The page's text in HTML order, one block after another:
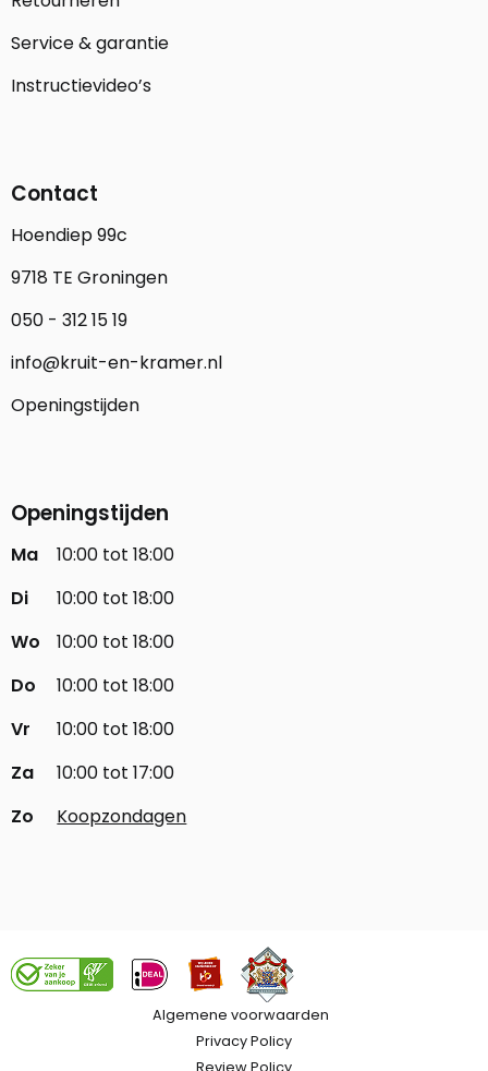
Service & garantie
Instructievideo’s
Contact
Hoendiep 99c
9718 TE Groningen
050 - 312 15 19
info@kruit-en-kramer.nl
Openingstijden
Openingstijden
Ma
10:00 tot 18:00
Di
10:00 tot 18:00
Wo
10:00 tot 18:00
Do
10:00 tot 18:00
Vr
10:00 tot 18:00
Za
10:00 tot 17:00
Zo
Koopzondagen
Algemene voorwaarden
Privacy Policy
Review Policy